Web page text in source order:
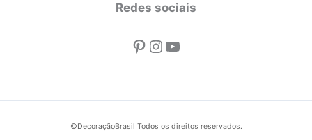
Redes sociais
Pinterest
Instagram
Youtube
©DecoraçãoBrasil Todos os direitos reservados.